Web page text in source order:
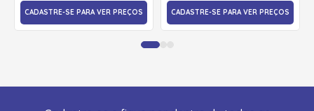
CADASTRE-SE PARA VER PREÇOS CADASTRE-SE PARA VER PREÇOS